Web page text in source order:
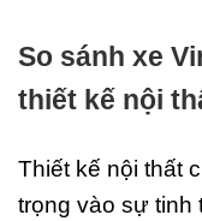
So sánh xe
thiết kế nội
Thiết kế nội thất
trọng vào sự tinh